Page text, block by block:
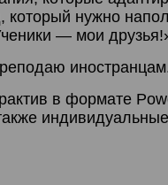
нужно
— мои
в формате